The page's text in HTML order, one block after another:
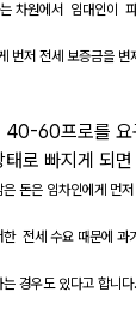
차원에서 임대인이
번저 전세 보증금을
40-60프로를 요
로 빠지게 되
돈은 임차인에게 먼
한 전세 수요 때문에
경우도 있다고 합니